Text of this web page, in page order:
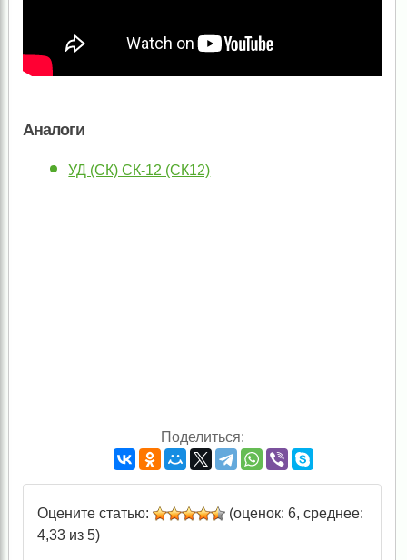
Аналоги
УД (СК) СК-12 (СК12)
Поделиться:
Оцените статью:
(оценок: 6, среднее:
4,33 из 5)